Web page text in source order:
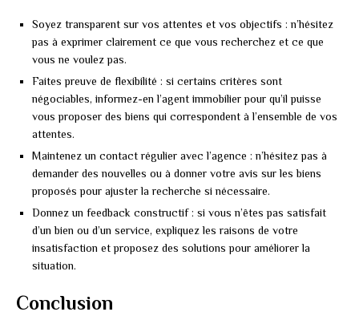
Soyez transparent sur vos attentes et vos objectifs : n’hésitez
pas à exprimer clairement ce que vous recherchez et ce que
vous ne voulez pas.
Faites preuve de flexibilité : si certains critères sont
négociables, informez-en l’agent immobilier pour qu’il puisse
vous proposer des biens qui correspondent à l’ensemble de vos
attentes.
Maintenez un contact régulier avec l’agence : n’hésitez pas à
demander des nouvelles ou à donner votre avis sur les biens
proposés pour ajuster la recherche si nécessaire.
Donnez un feedback constructif : si vous n’êtes pas satisfait
d’un bien ou d’un service, expliquez les raisons de votre
insatisfaction et proposez des solutions pour améliorer la
situation.
Conclusion